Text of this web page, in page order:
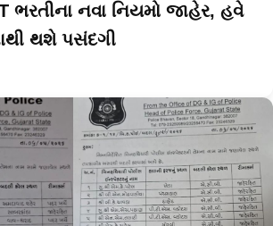
ભરતીના નવા નિયમો જાહેર, હવે
થશે પસંદગી